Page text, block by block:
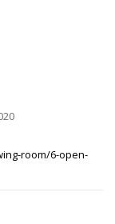
room/6-open-